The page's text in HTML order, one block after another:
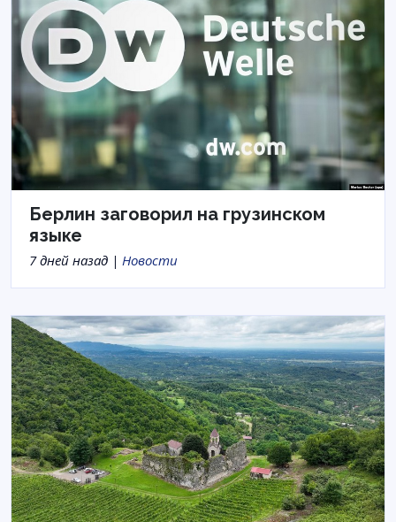
Берлин заговорил на грузинском
языке
7 дней назад | Новости